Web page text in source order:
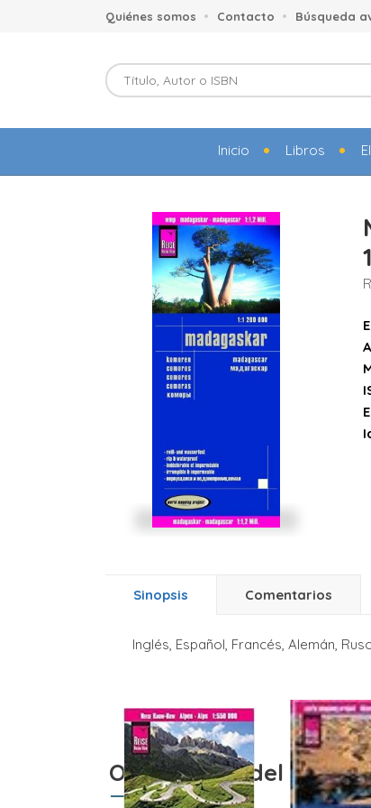
Quiénes somos Contacto Búsqueda
Inicio Libros
Sinopsis Comentarios
Inglés, Español, Francés, Alemán,
Otros libros del autor